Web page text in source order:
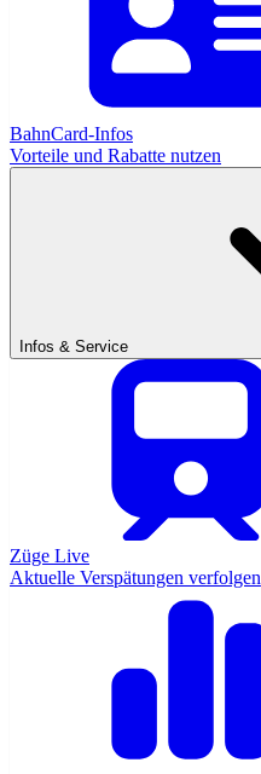
BahnCard-Infos
Vorteile und Rabatte nutzen
Infos & Service
Züge Live
Aktuelle Verspätungen verfolgen